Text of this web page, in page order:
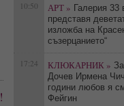
10:50 АРТ » Галерия 33
представя
изложба на
съзерцанието“
17:24 КЛЮКАРНИК »
Дочев Ирмена
години любов я
Фейгин